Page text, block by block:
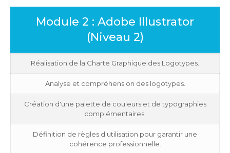
Module 2 : Adobe Illustrator
(Niveau 2)
Réalisation de la Charte Graphique des Logotypes.
Analyse et compréhension des logotypes.
Création d'une palette de couleurs et de typographies
complémentaires.
Définition de règles d'utilisation pour garantir une
cohérence professionnelle.